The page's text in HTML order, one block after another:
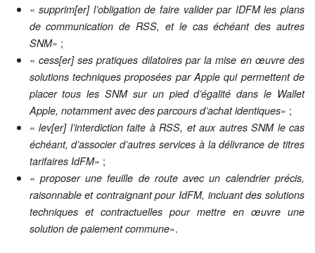
«supprim[er] l’obligation de faire valider par IDFM les plans
de communication de RSS, et le cas échéant des autres
SNM» ;
« cess[er] ses pratiques dilatoires par la mise en œuvre des
solutions techniques proposées par Apple qui permettent de
placer tous les SNM sur un pied d’égalité dans le Wallet
Apple, notamment avec des parcours d’achat identiques» ;
«lev[er] l’interdiction faite à RSS, et aux autres SNM le cas
échéant, d’associer d’autres services à la délivrance de titres
tarifaires IdFM» ;
« proposer une feuille de route avec un calendrier précis,
raisonnable et contraignant pour IdFM, incluant des solutions
techniques et contractuelles pour mettre en œuvre une
solution de paiement commune».